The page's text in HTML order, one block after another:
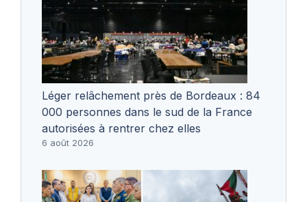
Léger relâchement près de Bordeaux : 84
000 personnes dans le sud de la France
autorisées à rentrer chez elles
6 août 2026